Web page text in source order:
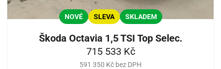
NOVÉ SLEVA SKLADEM
Škoda Octavia 1,5 TSI Top Selec.
715 533 Kč
591 350 Kč bez DPH